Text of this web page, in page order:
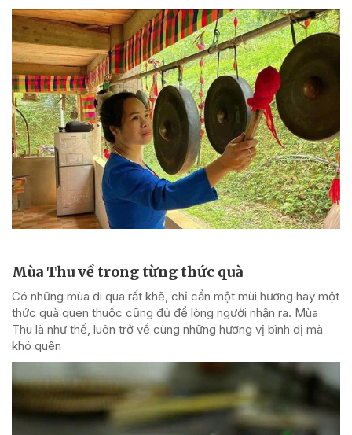
Mùa Thu về trong từng thức quà
Có những mùa đi qua rất khẽ, chỉ cần một mùi hương hay một
thức quà quen thuộc cũng đủ để lòng người nhận ra. Mùa
Thu là như thế, luôn trở về cùng những hương vị bình dị mà
khó quên